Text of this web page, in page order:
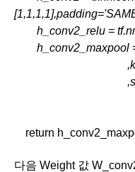
h_conv2_relu =
h_conv2_maxpool =
return
다음 Weight 값